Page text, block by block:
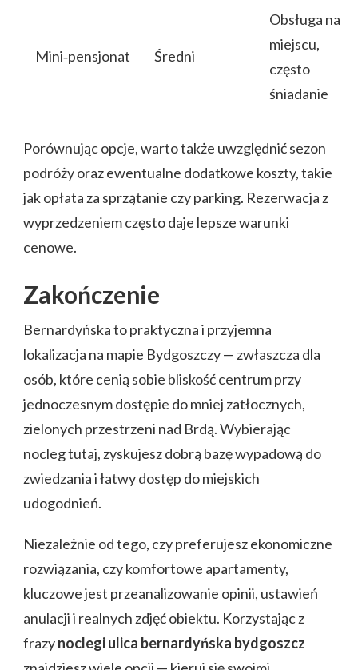
Mini‑pensjonat Średni
Obsługa na
miejscu,
często
śniadanie
Porównując opcje, warto także uwzględnić sezon
podróży oraz ewentualne dodatkowe koszty, takie
jak opłata za sprzątanie czy parking. Rezerwacja z
wyprzedzeniem często daje lepsze warunki
cenowe.
Zakończenie
Bernardyńska to praktyczna i przyjemna
lokalizacja na mapie Bydgoszczy — zwłaszcza dla
osób, które cenią sobie bliskość centrum przy
jednoczesnym dostępie do mniej zatłocznych,
zielonych przestrzeni nad Brdą. Wybierając
nocleg tutaj, zyskujesz dobrą bazę wypadową do
zwiedzania i łatwy dostęp do miejskich
udogodnień.
Niezależnie od tego, czy preferujesz ekonomiczne
rozwiązania, czy komfortowe apartamenty,
kluczowe jest przeanalizowanie opinii, ustawień
anulacji i realnych zdjęć obiektu. Korzystając z
frazynoclegi ulica bernardyńska bydgoszcz